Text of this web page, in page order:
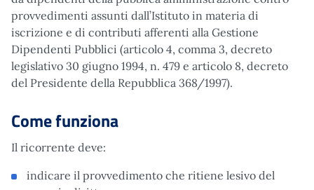
provvedimenti assunti dall’Istituto in materia di
iscrizione e di contributi afferenti alla Gestione
Dipendenti Pubblici (articolo 4, comma 3, decreto
legislativo 30 giugno 1994, n. 479 e articolo 8, decreto
del Presidente della Repubblica 368/1997).
Come funziona
Il ricorrente deve:
indicare il provvedimento che ritiene lesivo del